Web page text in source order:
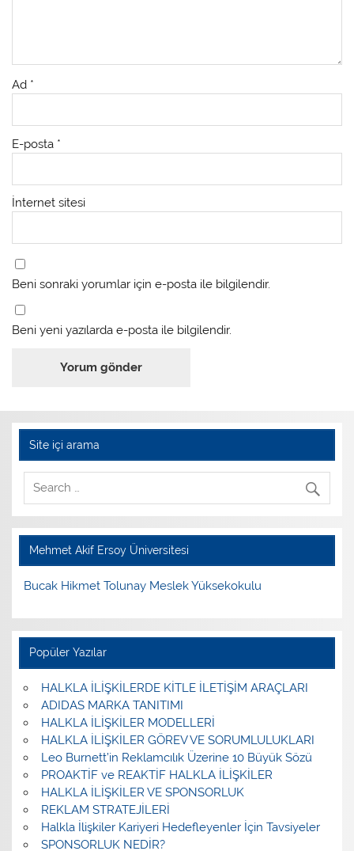
Ad *
E-posta *
İnternet sitesi
Beni sonraki yorumlar için e-posta ile bilgilendir.
Beni yeni yazılarda e-posta ile bilgilendir.
Site içi arama
Mehmet Akif Ersoy Üniversitesi
Bucak Hikmet Tolunay Meslek Yüksekokulu
Popüler Yazılar
HALKLA İLİŞKİLERDE KİTLE İLETİŞİM ARAÇLARI
ADIDAS MARKA TANITIMI
HALKLA İLİŞKİLER MODELLERİ
HALKLA İLİŞKİLER GÖREV VE SORUMLULUKLARI
Leo Burnett’in Reklamcılık Üzerine 10 Büyük Sözü
PROAKTİF ve REAKTİF HALKLA İLİŞKİLER
HALKLA İLİŞKİLER VE SPONSORLUK
REKLAM STRATEJİLERİ
Halkla İlişkiler Kariyeri Hedefleyenler İçin Tavsiyeler
SPONSORLUK NEDİR?